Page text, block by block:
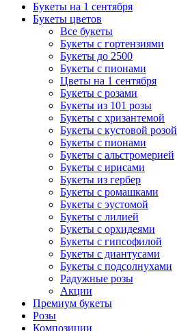
Букеты на 1 сентября
Букеты цветов
Все букеты
Букеты с гортензиями
Букеты до 2500
Букеты с пионами
Цветы на 1 сентября
Букеты с розами
Букеты из 101 розы
Букеты с хризантемой
Букеты с кустовой розой
Букеты с пионами
Букеты с альстромерией
Букеты с ирисами
Букеты из гербер
Букеты с ромашками
Букеты с эустомой
Букеты с лилией
Букеты с орхидеями
Букеты с гипсофилой
Букеты с диантусами
Букеты с подсолнухами
Радужные розы
Акции
Премиум букеты
Розы
Композиции